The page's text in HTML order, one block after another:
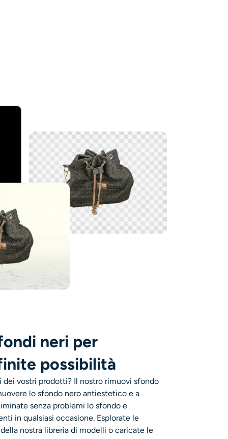
neri per
possibilità
vostri prodotti? Il nostro rimuovi sfondo
lo sfondo nero antiestetico e a
senza problemi lo sfondo e
in qualsiasi occasione. Esplorate le
nostra libreria di modelli o caricate le